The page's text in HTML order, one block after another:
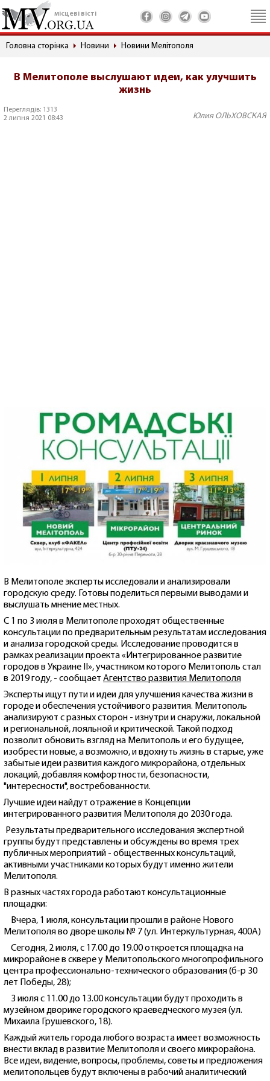
місцеві вісті
Головна сторінка Новини Новини Мелітополя
В Мелитополе выслушают идеи, как улучшить
жизнь
Переглядів: 1313
2 липня 2021 08:43
Юлия ОЛЬХОВСКАЯ
В Мелитополе эксперты исследовали и анализировали
городскую среду. Готовы поделиться первыми выводами и
выслушать мнение местных.
С 1 по 3 июля в Мелитополе проходят общественные
консультации по предварительным результатам исследования
и анализа городской среды. Исследование проводится в
рамках реализации проекта «Интегрированное развитие
городов в Украине II», участником которого Мелитополь стал
в 2019 году, - сообщает Агентство развития Мелитополя
Эксперты ищут пути и идеи для улучшения качества жизни в
городе и обеспечения устойчивого развития. Мелитополь
анализируют с разных сторон - изнутри и снаружи, локальной
и региональной, лояльной и критической. Такой подход
позволит обновить взгляд на Мелитополь и его будущее,
изобрести новые, а возможно, и вдохнуть жизнь в старые, уже
забытые идеи развития каждого микрорайона, отдельных
локаций, добавляя комфортности, безопасности,
"интересности", востребованности.
Лучшие идеи найдут отражение в Концепции
интегрированного развития Мелитополя до 2030 года.
Результаты предварительного исследования экспертной
группы будут представлены и обсуждены во время трех
публичных мероприятий - общественных консультаций,
активными участниками которых будут именно жители
Мелитополя.
В разных частях города работают консультационные
площадки:
Вчера, 1 июля, консультации прошли в районе Нового
Мелитополя во дворе школы № 7 (ул. Интеркультурная, 400А)
Сегодня, 2 июля, с 17.00 до 19.00 откроется площадка на
микрорайоне в сквере у Мелитопольского многопрофильного
центра профессионально-технического образования (б-р 30
лет Победы, 28);
3 июля с 11.00 до 13.00 консультации будут проходить в
музейном дворике городского краеведческого музея (ул.
Михаила Грушевского, 18).
Каждый житель города любого возраста имеет возможность
внести вклад в развитие Мелитополя и своего микрорайона.
Все идеи, видение, вопросы, проблемы, советы и предложения
мелитопольцев будут включены в рабочий аналитический